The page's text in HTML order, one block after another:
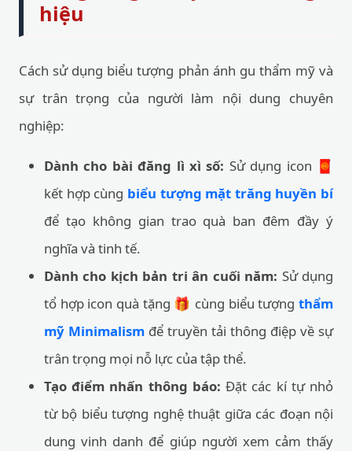
hiệu
Cách sử dụng biểu tượng phản ánh gu thẩm mỹ và
sự trân trọng của người làm nội dung chuyên
nghiệp:
Dành cho bài đăng lì xì số: Sử dụng icon 🧧
kết hợp cùng biểu tượng mặt trăng huyền bí
để tạo không gian trao quà ban đêm đầy ý
nghĩa và tinh tế.
Dành cho kịch bản tri ân cuối năm: Sử dụng
tổ hợp icon quà tặng 🎁 cùng biểu tượng thẩm
mỹ Minimalism để truyền tải thông điệp về sự
trân trọng mọi nỗ lực của tập thể.
Tạo điểm nhấn thông báo: Đặt các kí tự nhỏ
từ bộ biểu tượng nghệ thuật giữa các đoạn nội
dung vinh danh để giúp người xem cảm thấy